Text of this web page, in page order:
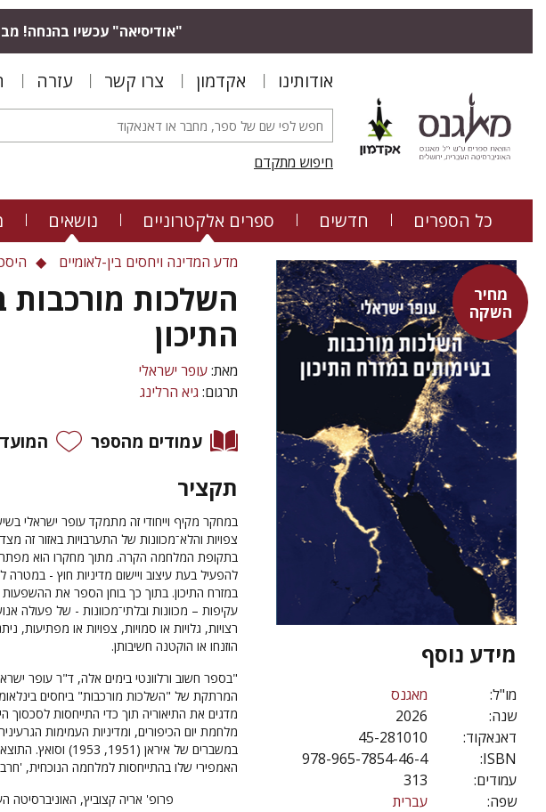
"אודיסיאה" עכשיו בהנחה!
אודותינו אקדמון צרו קשר עזרה
חיפוש מתקדם
כל הספרים חדשים ספרים אלקטרוניים נושאים
מחיר
השקה
מידע נוסף
מו"ל:
מאגנס
שנה:
2026
דאנאקוד:
45-281010
ISBN:
978-965-7854-46-4
עמודים:
313
שפה:
עברית
מדע המדינה ויחסים בין-לאומיים
השלכות מורכבות
התיכון
מאת:עופר ישראלי
תרגום: גיא הרלינג
עמודים מהספר
תקציר
במחקר מקיף וייחודי זה מתמקד עופר ישראלי
צפויות והלא־מכוונות של התערבויות באזור זה
בתקופת המלחמה הקרה. מתוך מחקרו הוא מפתח
להפעיל בעת עיצוב ויישום מדיניות חוץ -
במזרח התיכון. בתוך כך בוחן הספר את ההשפעות
עקיפות – מכוונות ובלתי־מכוונות - של פעולה
רצויות, גלויות או סמויות, צפויות או מפתיעות,
הוזנחו או הוקטנה חשיבותן.
"בספר חשוב ורלוונטי בימים אלה, ד"ר עופר
המרתקת של "השלכות מורכבות" ביחסים
מדגים את התיאוריה תוך כדי התייחסות
מלחמת יום הכיפורים, ומדיניות העמימות
במשברים של איראן
האמפירי שלו בהתייחסות למלחמה הנוכחית,
פרופ' אריה קצוביץ, האוניברסיטה